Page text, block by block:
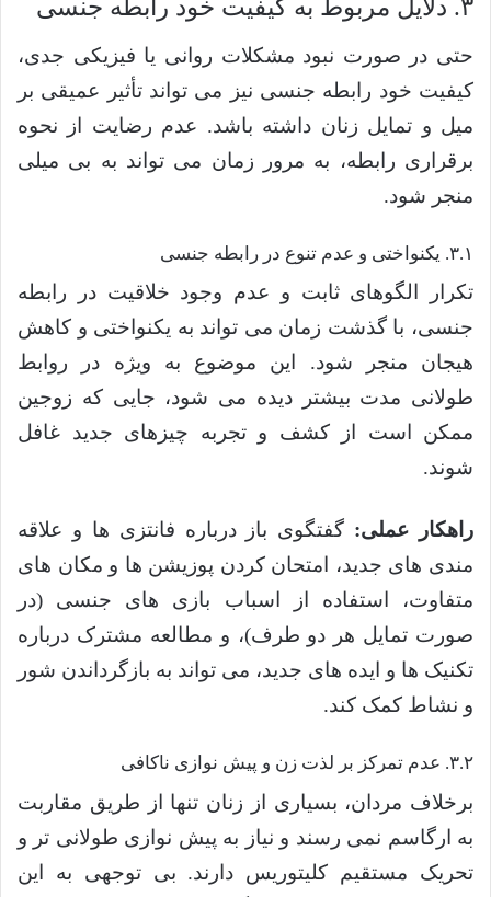
۳. دلایل مربوط به کیفیت خود رابطه جنسی
حتی در صورت نبود مشکلات روانی یا فیزیکی جدی،
کیفیت خود رابطه جنسی نیز می تواند تأثیر عمیقی بر
میل و تمایل زنان داشته باشد. عدم رضایت از نحوه
برقراری رابطه، به مرور زمان می تواند به بی میلی
منجر شود.
۳.۱. یکنواختی و عدم تنوع در رابطه جنسی
تکرار الگوهای ثابت و عدم وجود خلاقیت در رابطه
جنسی، با گذشت زمان می تواند به یکنواختی و کاهش
هیجان منجر شود. این موضوع به ویژه در روابط
طولانی مدت بیشتر دیده می شود، جایی که زوجین
ممکن است از کشف و تجربه چیزهای جدید غافل
شوند.
راهکار عملی: گفتگوی باز درباره فانتزی ها و علاقه
مندی های جدید، امتحان کردن پوزیشن ها و مکان های
متفاوت، استفاده از اسباب بازی های جنسی (در
صورت تمایل هر دو طرف)، و مطالعه مشترک درباره
تکنیک ها و ایده های جدید، می تواند به بازگرداندن شور
و نشاط کمک کند.
۳.۲. عدم تمرکز بر لذت زن و پیش نوازی ناکافی
برخلاف مردان، بسیاری از زنان تنها از طریق مقاربت
به ارگاسم نمی رسند و نیاز به پیش نوازی طولانی تر و
تحریک مستقیم کلیتوریس دارند. بی توجهی به این